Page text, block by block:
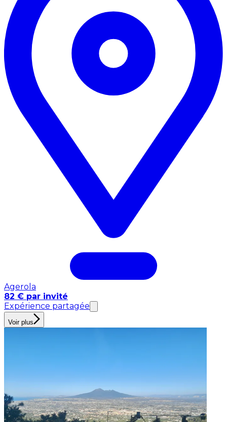
Agerola
82 € par invité
Expérience partagée
Voir plus